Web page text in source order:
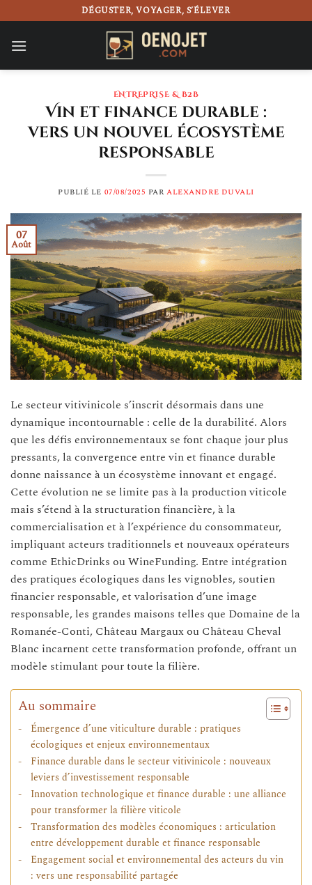
au
contenu
DÉGUSTER, VOYAGER, S’ÉLEVER
ENTREPRISE & B2B
Vin et finance durable :
vers un nouvel écosystème
responsable
PUBLIÉ LE 07/08/2025 PARALEXANDRE DUVALI
07
Août
Le secteur vitivinicole s’inscrit désormais dans une
dynamique incontournable : celle de la durabilité. Alors
que les défis environnementaux se font chaque jour plus
pressants, la convergence entre vin et finance durable
donne naissance à un écosystème innovant et engagé.
Cette évolution ne se limite pas à la production viticole
mais s’étend à la structuration financière, à la
commercialisation et à l’expérience du consommateur,
impliquant acteurs traditionnels et nouveaux opérateurs
comme EthicDrinks ou WineFunding. Entre intégration
des pratiques écologiques dans les vignobles, soutien
financier responsable, et valorisation d’une image
responsable, les grandes maisons telles que Domaine de la
Romanée-Conti, Château Margaux ou Château Cheval
Blanc incarnent cette transformation profonde, offrant un
modèle stimulant pour toute la filière.
Au sommaire
Émergence d’une viticulture durable : pratiques
écologiques et enjeux environnementaux
Finance durable dans le secteur vitivinicole : nouveaux
leviers d’investissement responsable
Innovation technologique et finance durable : une alliance
pour transformer la filière viticole
Transformation des modèles économiques : articulation
entre développement durable et finance responsable
Engagement social et environnemental des acteurs du vin
: vers une responsabilité partagée